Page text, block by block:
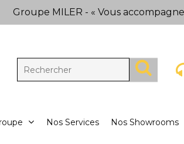
Groupe MILER - « Vous
Nos Services Nos Showrooms